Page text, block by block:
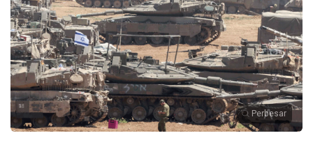
Perbesar